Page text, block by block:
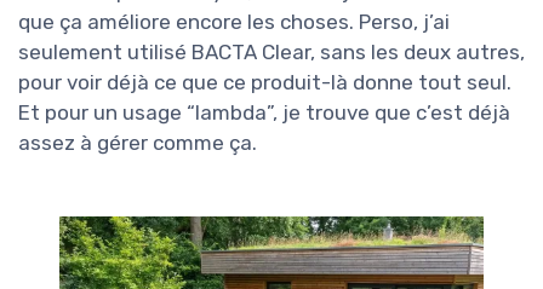
que ça améliore encore les choses. Perso, j’ai
seulement utilisé BACTA Clear, sans les deux autres,
pour voir déjà ce que ce produit-là donne tout seul.
Et pour un usage “lambda”, je trouve que c’est déjà
assez à gérer comme ça.